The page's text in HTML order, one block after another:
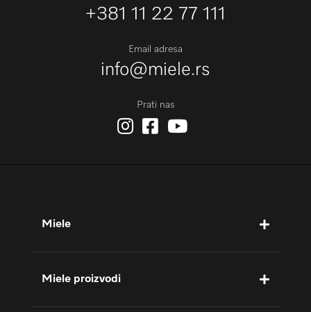
+381 11 22 77 111
Email adresa
info@miele.rs
Prati nas
Miele
Miele proizvodi